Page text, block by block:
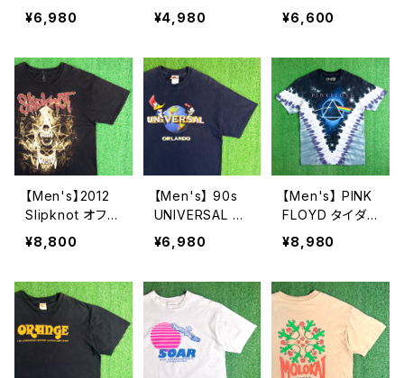
リフレクター プ
リント Tシャツ /
製 90年代 USA
F ティーシャツ
T-Shirt N1584
¥6,980
アー Tシャツ /
古着 ティーシャ
ド ロック 2279
¥4,980
n オフィシャル
Tシャツ / ティー
古着 ロッドマン
2278
¥6,600
【Men's】2012
Slipknot オフィ
シャル Tシャツ /
古着 バンド ロッ
T-Shirt スリップ
ノット 2277
¥8,800
【Men's】 90s
UNIVERSAL S
TUDIO ロゴ T
シャツ / 90年代
Shirt 古着 ウッ
ディー・ウッドペ
ッカー チリー・
ウィリー 2276
¥6,980
【Men's】 PINK
FLOYD タイダイ
Tシャツ / ティー
シャツ T-Shirt
QUID BLUE ピ
ンクフロイド N1
583
¥8,980